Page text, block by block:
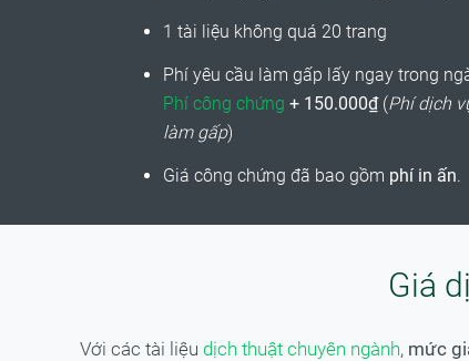
1 tài liệu không quá 20 trang
Phí yêu cầu làm gấp lấy ngay trong
Phí công chứng + 150.000₫(Phí dịch
làm gấp)
Giá công chứng đã bao gồm phí in ấn.
Giá
Với các tài liệu dịch thuật chuyên ngành, mức